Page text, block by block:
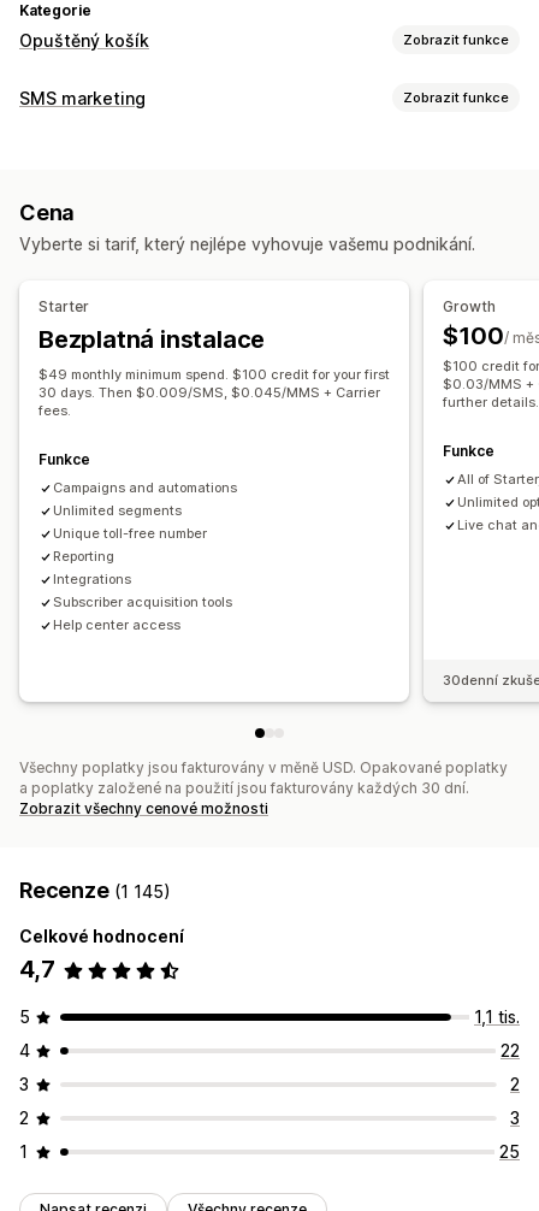
Kategorie
Opuštěný košík Zobrazit funkce
Obnovení košíku
Nástroj pro tvorbu vyskakovacích oken
Šablony
A/​B testování
SMS marketing Zobrazit funkce
Personalizované zprávy
Obousměrné zasílání zpráv Segmentace Udělení souhlasu
Obnovení košíku
Jednorázové heslo (OTP)
Cena
Vyberte si tarif, který nejlépe vyhovuje vašemu podnikání.
Starter
Bezplatná instalace
$49 monthly minimum spend. $100 credit for your first
30 days. Then $0.009/SMS, $0.045/MMS + Carrier
fees.
Funkce
Campaigns and automations
Unlimited segments
Unique toll-free number
Reporting
Integrations
Subscriber acquisition tools
Help center access
Growth
$100/
$100 credit
$0.03/MMS +
further details.
Funkce
All of
Unlimited
Live chat
30denní
Všechny poplatky jsou fakturovány v měně USD. Opakované poplatky
a poplatky založené na použití jsou fakturovány každých 30 dní.
Zobrazit všechny cenové možnosti
Recenze (1 145)
Celkové hodnocení
4,7
5
1,1 tis.
4
22
3
2
2
3
1
25